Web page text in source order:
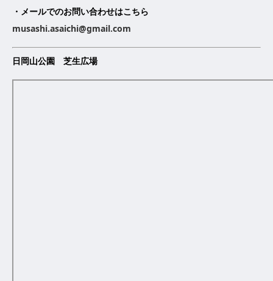
・メールでのお問い合わせはこちら
musashi.asaichi@gmail.com
日岡山公園 芝生広場